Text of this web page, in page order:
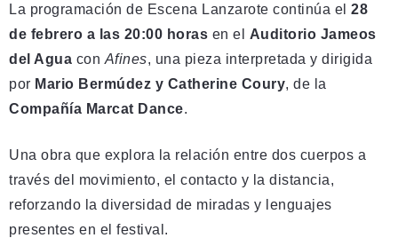
La programación de Escena Lanzarote continúa el 28
de febrero a las 20:00 horas en el Auditorio Jameos
del Agua con Afines, una pieza interpretada y dirigida
por Mario Bermúdez y Catherine Coury, de la
Compañía Marcat Dance.
Una obra que explora la relación entre dos cuerpos a
través del movimiento, el contacto y la distancia,
reforzando la diversidad de miradas y lenguajes
presentes en el festival.